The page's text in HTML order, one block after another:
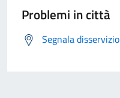
Problemi in città
Segnala disservizio